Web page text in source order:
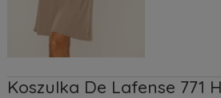
Koszulka De Lafense 771